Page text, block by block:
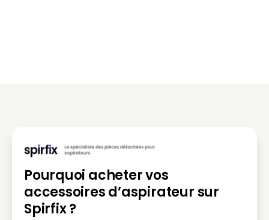
BESTRON
BESTRON DYL 1500
BESTRON
Pourquoi acheter vos
accessoires d’aspirateur sur
Spirfix ?